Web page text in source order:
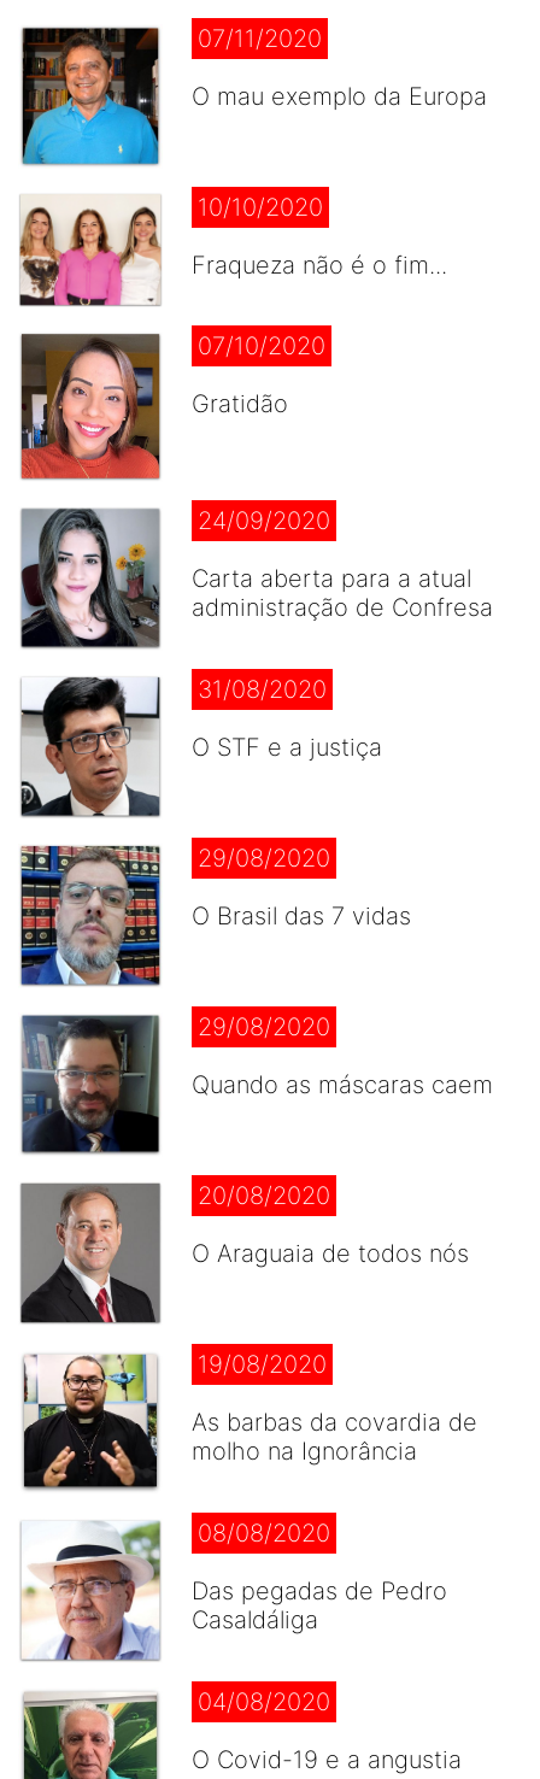
07/11/2020
O mau exemplo da Europa
10/10/2020
Fraqueza não é o fim...
07/10/2020
Gratidão
24/09/2020
Carta aberta para a atual
administração de Confresa
31/08/2020
O STF e a justiça
29/08/2020
O Brasil das 7 vidas
29/08/2020
Quando as máscaras caem
20/08/2020
O Araguaia de todos nós
19/08/2020
As barbas da covardia de
molho na Ignorância
08/08/2020
Das pegadas de Pedro
Casaldáliga
04/08/2020
O Covid-19 e a angustia